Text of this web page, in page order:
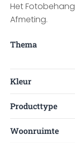
Het
Afmeting.
Thema
Kleur
Producttype
Woonruimte